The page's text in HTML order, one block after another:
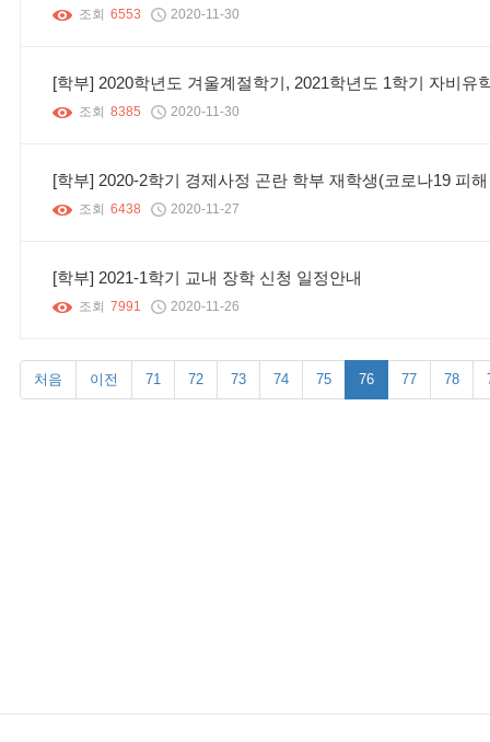
조회 6553 2020-11-30
[학부] 2020학년도 겨울계절학기, 2021학년도 1학기 자비유
조회 8385 2020-11-30
[학부] 2020-2학기 경제사정 곤란 학부 재학생(코로나19 피
조회 6438 2020-11-27
[학부] 2021-1학기 교내 장학 신청 일정안내
조회 7991 2020-11-26
처음 이전 71 72 73 74 75 76 77 78